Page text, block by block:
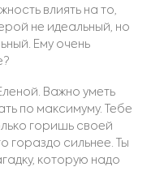
влиять на то,
не идеальный, но
Ему очень
Важно уметь
по максимуму. Тебе
горишь своей
гораздо сильнее. Ты
которую надо